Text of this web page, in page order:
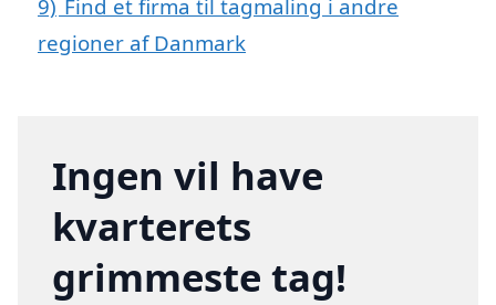
9) Find et firma til tagmaling i andre
regioner af Danmark
Ingen vil have
kvarterets
grimmeste tag!